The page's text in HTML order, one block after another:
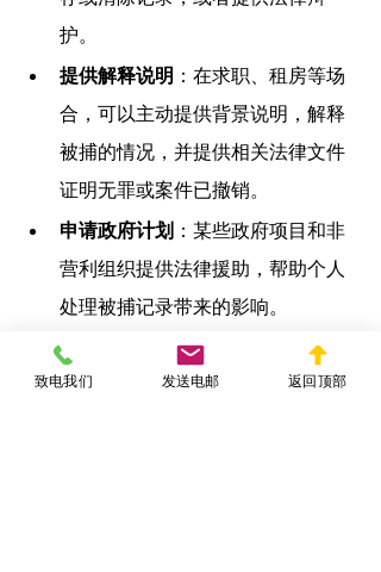
护。
提供解释说明 ：在求职、租房等场
合，可以主动提供背景说明，解释
被捕的情况，并提供相关法律文件
证明无罪或案件已撤销。
申请政府计划 ：某些政府项目和非
营利组织提供法律援助，帮助个人
处理被捕记录带来的影响。
获取推荐信
：来自雇主、教师或社
区领袖的推荐信可以帮助减轻被捕
致电我们 发送电邮 返回顶部